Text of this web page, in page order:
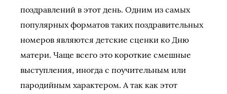
поздравлений в этот день. Одним из самых
популярных форматов таких поздравительных
номеров являются детские сценки ко Дню
матери. Чаще всего это короткие смешные
выступления, иногда с поучительным или
пародийным характером. А так как этот